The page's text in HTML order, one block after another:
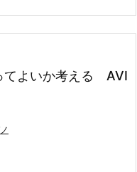
てよいか考える AVI